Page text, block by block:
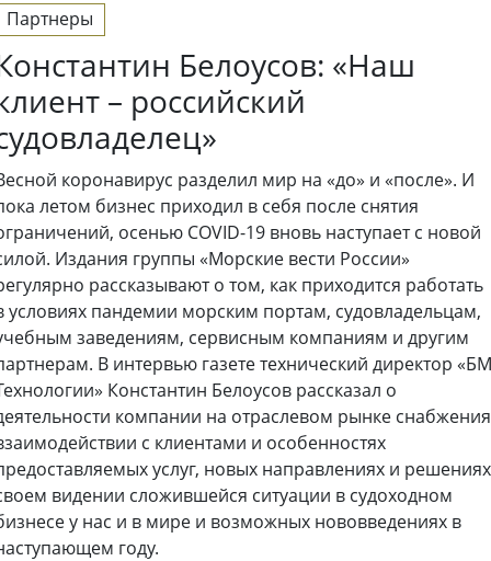
Партнеры
Белоусов: «Наш
– российский
коронавирус разделил мир на «до» и «после». И
летом бизнес приходил в себя после снятия
осенью COVID-19 вновь наступает с новой
Издания группы «Морские вести России»
рассказывают о том, как приходится работать
условиях пандемии морским портам, судовладельцам,
заведениям, сервисным компаниям и другим
В интервью газете технический директор «БМ
Константин Белоусов рассказал о
компании на отраслевом рынке
с клиентами и особенностях
услуг, новых направлениях и
видении сложившейся ситуации в судоходном
у нас и в мире и возможных нововведениях в
году.